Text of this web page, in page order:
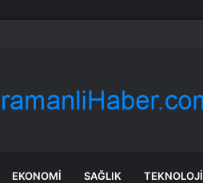
Vatandaşlar bayilere akın etti
EKONOMI SAĞLIK TEKNOLOJI